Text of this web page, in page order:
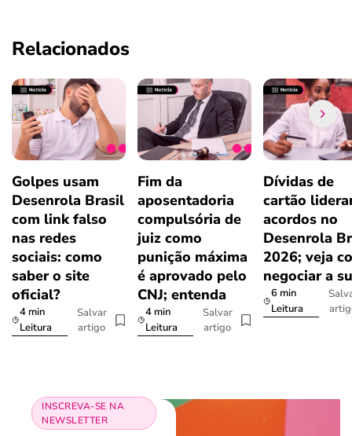
Relacionados
Golpes usam
Desenrola Brasil
com link falso
nas redes
sociais: como
saber o site
oficial?
4 min
Leitura
Salvar
artigo
Fim da
aposentadoria
compulsória de
juiz como
punição máxima
é aprovado pelo
CNJ; entenda
4 min
Leitura
Salvar
artigo
Dívidas de
cartão
acordos no
Desenrola
2026; veja
negociar a
6 min
Leitura
INSCREVA-SE NA
NEWSLETTER